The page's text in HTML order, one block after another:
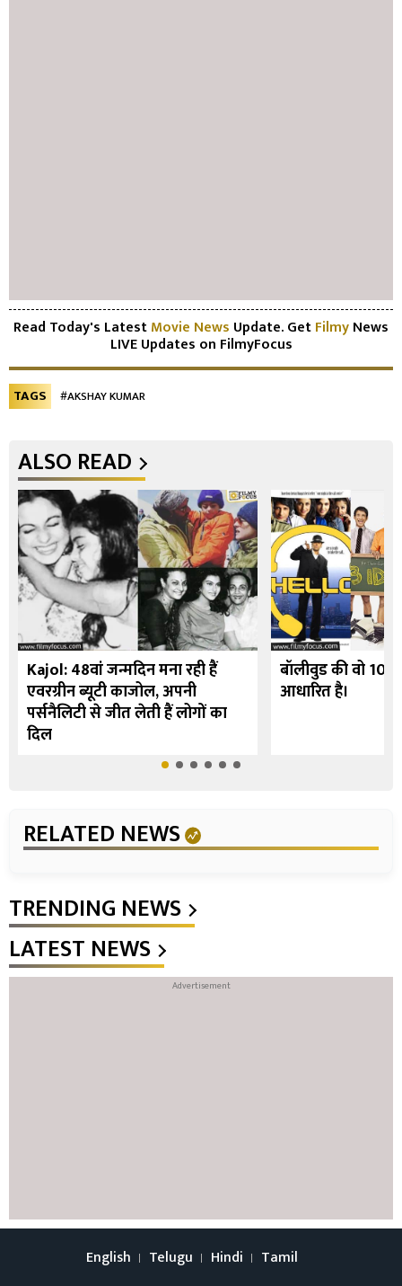
Read Today's LatestMovie News Update. GetFilmyNews
LIVE Updates on FilmyFocus
TAGS #AKSHAY KUMAR
ALSO READ
Kajol: 48वां जन्मदिन मना रही हैं
एवरग्रीन ब्यूटी काजोल, अपनी
पर्सनैलिटी से जीत लेती हैं लोगों का
दिल
बॉलीवुड की वो 10
आधारित है।
RELATED NEWS
TRENDING NEWS
LATEST NEWS
English Telugu Hindi
Tamil